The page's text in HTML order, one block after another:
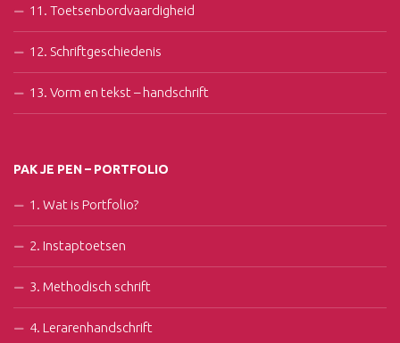
11. Toetsenbordvaardigheid
12. Schriftgeschiedenis
13. Vorm en tekst – handschrift
PAK JE PEN – PORTFOLIO
1. Wat is Portfolio?
2. Instaptoetsen
3. Methodisch schrift
4. Lerarenhandschrift